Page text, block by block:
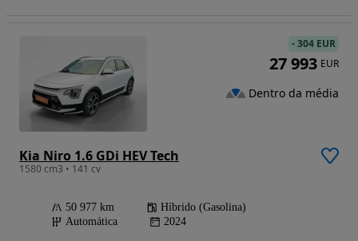
Kia Niro 1.6 GDi HEV Tech
1580 cm3 • 141 cv
50 977 km
Híbrido (Gasolina)
Automática
2024
-304 EUR
27 993 EUR
Dentro da média